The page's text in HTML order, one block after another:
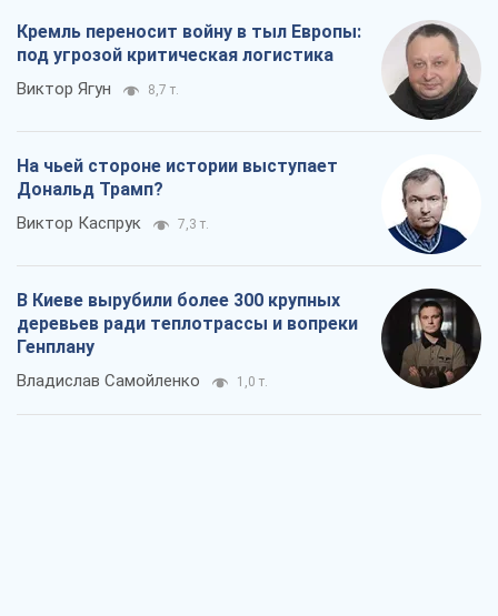
Кремль переносит войну в тыл Европы:
под угрозой критическая логистика
Виктор Ягун 8,7 т.
На чьей стороне истории выступает
Дональд Трамп?
Виктор Каспрук 7,3 т.
В Киеве вырубили более 300 крупных
деревьев ради теплотрассы и вопреки
Генплану
Владислав Самойленко 1,0 т.